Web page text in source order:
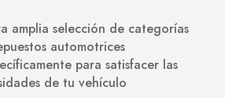
amplia selección de categorías
automotrices
para satisfacer las
de tu vehículo